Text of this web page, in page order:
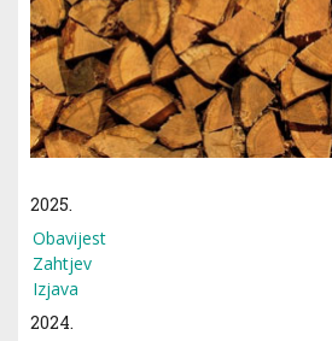
2025.
Obavijest
Zahtjev
Izjava
2024.